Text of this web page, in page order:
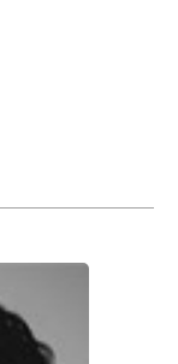
뚱 치명적인
디오의 애절한
까지 콘서트
럼 멈추지 않
흥바람？ 한껏
‘지코’뿐 과연
지 기진맥진
천 타임 근데
향초를 곁들
코랑_연애 프
연예계 대표
이유는 수학
그런데 멤버
세 개뿐 단 하
차지하기 위한
지코크러쉬
난 새 친구 ‘잔
낯가리는 'I' 크
켜보는 디오
과연 92즈는 친
드디어 ‘수학